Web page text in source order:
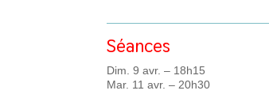
Séances
Dim. 9 avr. – 18h15
Mar. 11 avr. – 20h30